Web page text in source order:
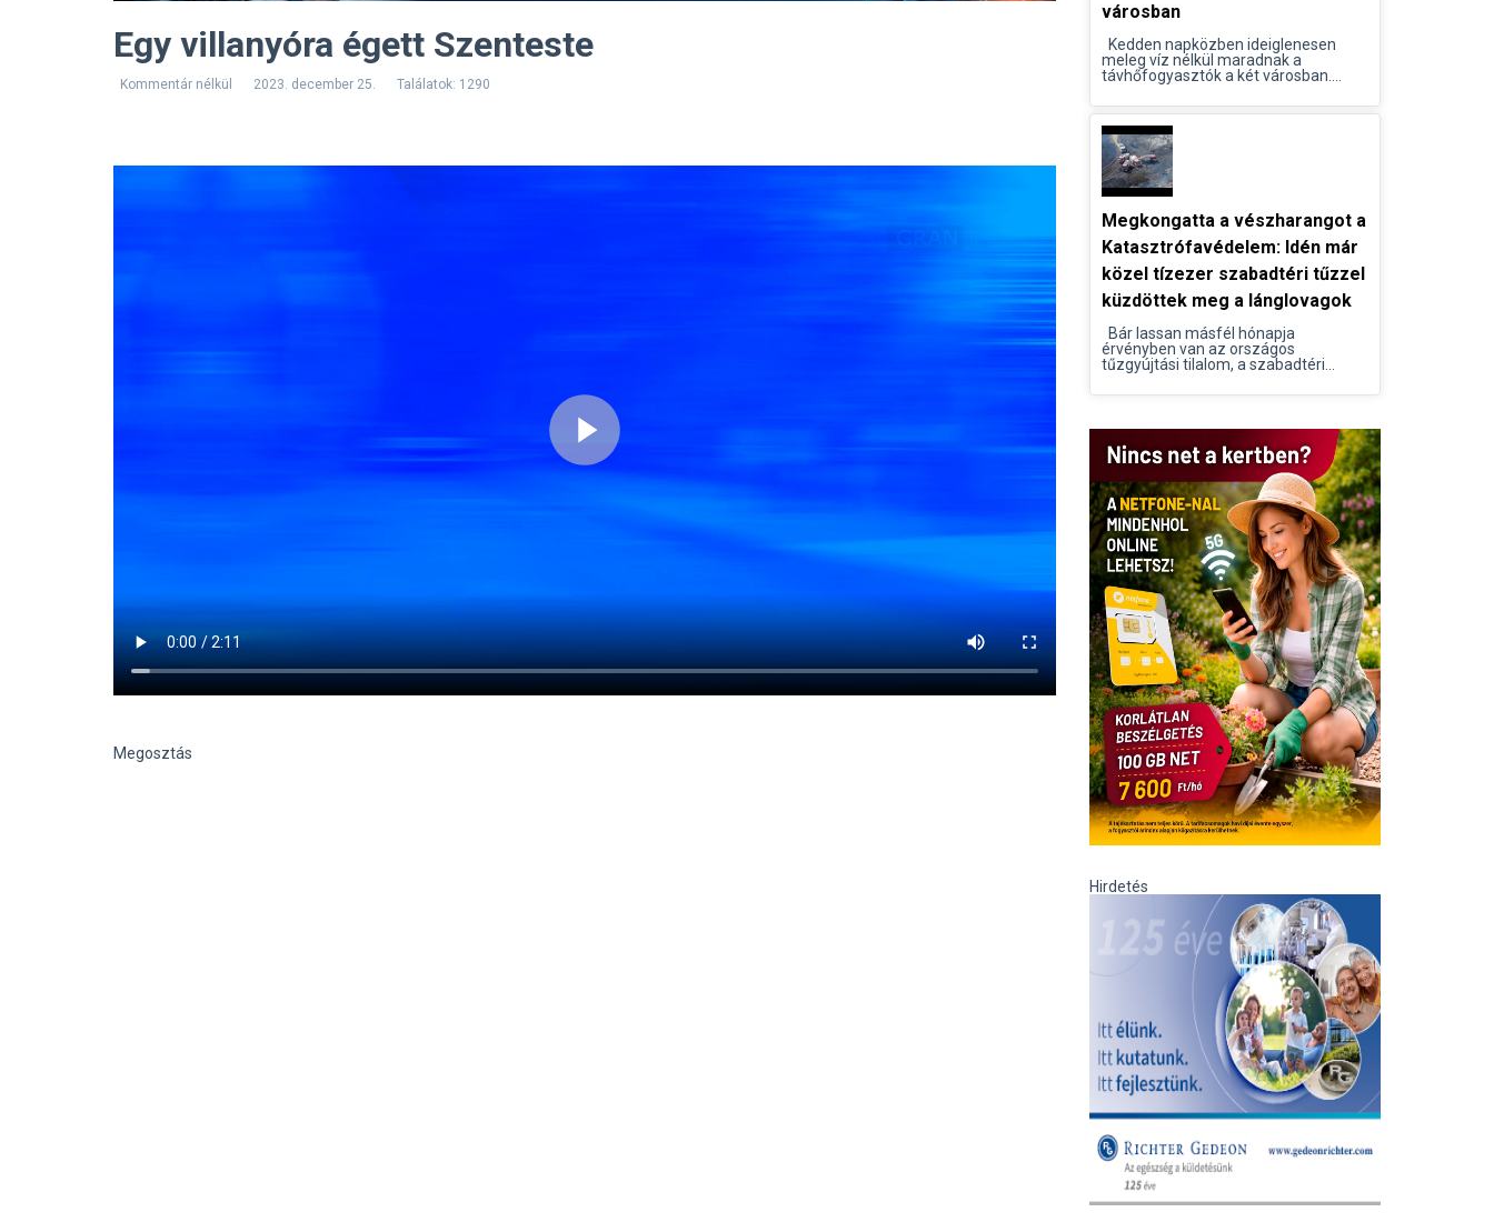
Egy villanyóra égett Szenteste
Kommentár nélkül 2023. december 25. Találatok: 1290
Megosztás
városban
Kedden napközben ideiglenesen
meleg víz nélkül maradnak a
távhőfogyasztók a két városban....
Megkongatta a vészharangot a
Katasztrófavédelem: Idén már
közel tízezer szabadtéri tűzzel
küzdöttek meg a lánglovagok
Bár lassan másfél hónapja
érvényben van az országos
tűzgyújtási tilalom, a szabadtéri...
Hirdetés